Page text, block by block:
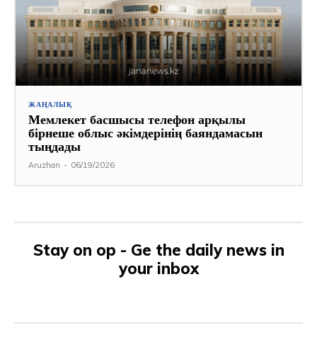
ЖАҢАЛЫҚ
Мемлекет басшысы телефон арқылы
бірнеше облыс әкімдерінің баяндамасын
тыңдады
Aruzhan - 06/19/2026
Stay on op - Ge the daily news in
your inbox